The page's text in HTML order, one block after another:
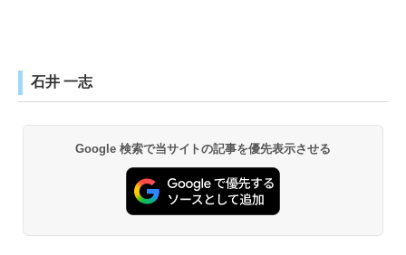
石井 一志
Google 検索で当サイトの記事を優先表示させる